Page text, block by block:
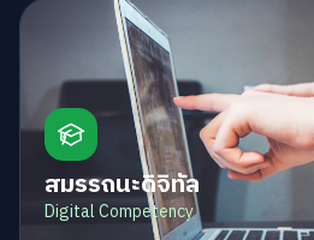
สมรรถนะดิจิทัล
Digital Competency